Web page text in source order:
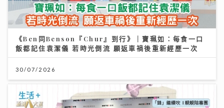
《Ben同Benson『Chur』到行》｜寶珮如：每食一口
飯都記住袁潔儀 若時光倒流 願返車禍後重新經歷一次
30/07/2026